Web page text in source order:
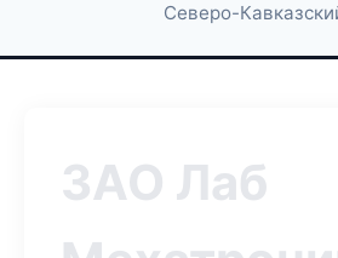
Северо-
ЗАО Лаб